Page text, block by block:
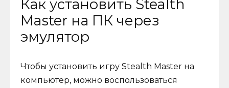
Как установить Stealth
Master на ПК через
эмулятор
Чтобы установить игру Stealth Master на
компьютер, можно воспользоваться